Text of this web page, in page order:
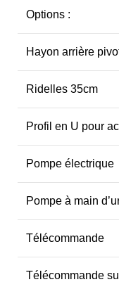
Options :
Hayon arrière
Ridelles 35cm
Profil en U pour
Pompe électrique
Pompe à main
Télécommande
Télécommande